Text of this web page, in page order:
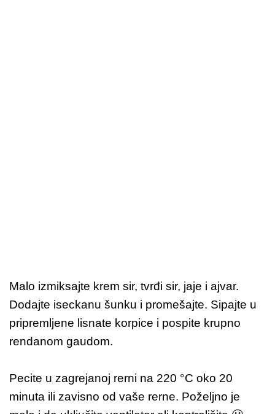
Malo izmiksajte krem sir, tvrđi sir, jaje i ajvar.
Dodajte iseckanu šunku i promešajte. Sipajte u
pripremljene lisnate korpice i pospite krupno
rendanom gaudom.
Pecite u zagrejanoj rerni na 220 °C oko 20
minuta ili zavisno od vaše rerne. Poželjno je